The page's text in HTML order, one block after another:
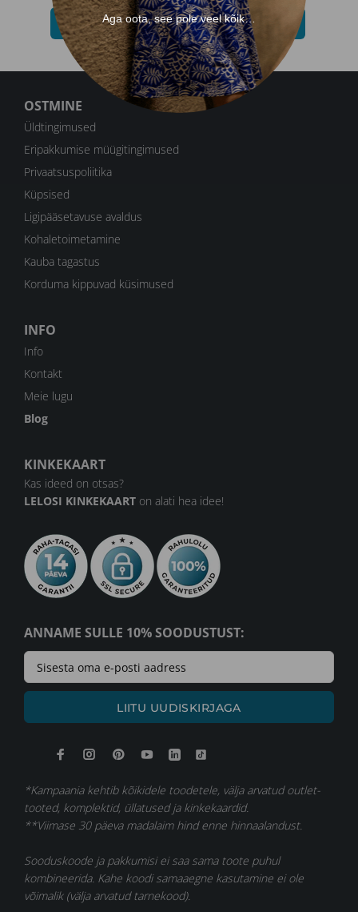
PÜKSID JOPED
ANNAME SULLE 10% SOODUSTUST:
LIITU UUDISKIRJAGA
OSTMINE
Üldtingimused
Eripakkumise müügitingimused
Privaatsuspoliitika
Küpsised
Ligipääsetavuse avaldus
Kohaletoimetamine
Kauba tagastus
Korduma kippuvad küsimused
INFO
Info
Kontakt
Meie lugu
Blog
KINKEKAART
Kas ideed on otsas?
LELOSI KINKEKAART on alati hea idee!
*Kampaania kehtib kõikidele toodetele, välja arvatud outlet-
tooted, komplektid, üllatused ja kinkekaardid.
**Viimase 30 päeva madalaim hind enne hinnaalandust.
Sooduskoode ja pakkumisi ei saa sama toote puhul
kombineerida. Kahe koodi samaaegne kasutamine ei ole
võimalik (välja arvatud tarnekood).
Aga oota, see pole veel kõik…